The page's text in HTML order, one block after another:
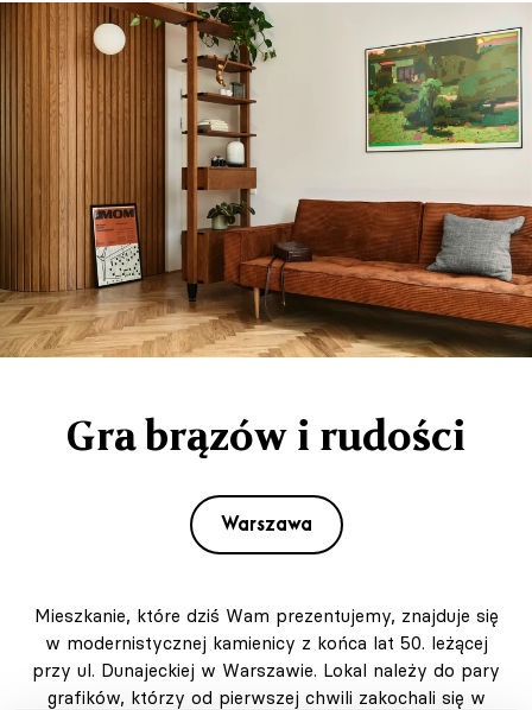
Gra brązów i rudości
Warszawa
Mieszkanie, które dziś Wam prezentujemy, znajduje się
w modernistycznej kamienicy z końca lat 50. leżącej
przy ul. Dunajeckiej w Warszawie. Lokal należy do pary
grafików, którzy od pierwszej chwili zakochali się w